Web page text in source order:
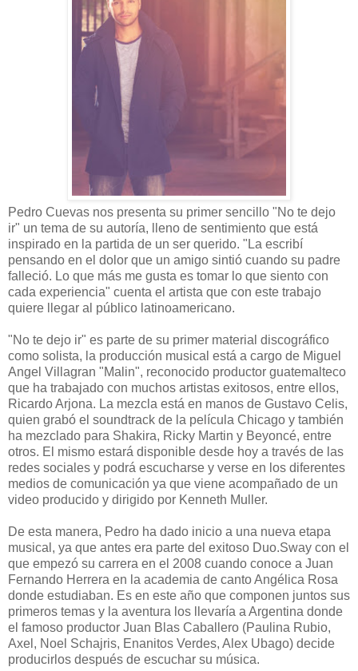
Pedro Cuevas nos presenta su primer sencillo "No te dejo
ir" un tema de su autoría, lleno de sentimiento que está
inspirado en la partida de un ser querido. "La escribí
pensando en el dolor que un amigo sintió cuando su padre
falleció. Lo que más me gusta es tomar lo que siento con
cada experiencia" cuenta el artista que con este trabajo
quiere llegar al público latinoamericano.
"No te dejo ir" es parte de su primer material discográfico
como solista, la producción musical está a cargo de Miguel
Angel Villagran "Malin", reconocido productor guatemalteco
que ha trabajado con muchos artistas exitosos, entre ellos,
Ricardo Arjona. La mezcla está en manos de Gustavo Celis,
quien grabó el soundtrack de la película Chicago y también
ha mezclado para Shakira, Ricky Martin y Beyoncé, entre
otros. El mismo estará disponible desde hoy a través de las
redes sociales y podrá escucharse y verse en los diferentes
medios de comunicación ya que viene acompañado de un
video producido y dirigido por Kenneth Muller.
De esta manera, Pedro ha dado inicio a una nueva etapa
musical, ya que antes era parte del exitoso Duo.Sway con el
que empezó su carrera en el 2008 cuando conoce a Juan
Fernando Herrera en la academia de canto Angélica Rosa
donde estudiaban. Es en este año que componen juntos sus
primeros temas y la aventura los llevaría a Argentina donde
el famoso productor Juan Blas Caballero (Paulina Rubio,
Axel, Noel Schajris, Enanitos Verdes, Alex Ubago) decide
producirlos después de escuchar su música.